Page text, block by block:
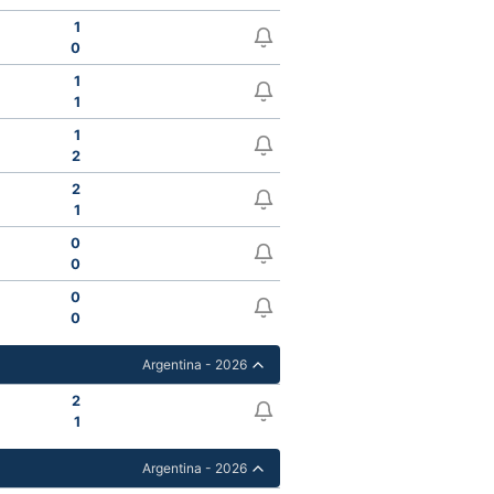
1
0
1
1
1
2
2
1
0
0
0
0
Argentina - 2026
2
1
Argentina - 2026